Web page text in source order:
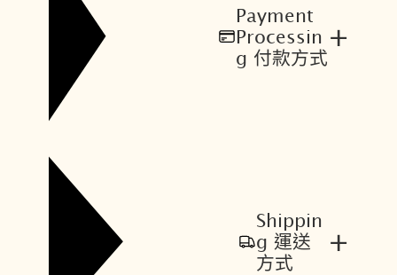
Payment
Processin
g 付款方式
+
Shippin
g 運送
方式
+